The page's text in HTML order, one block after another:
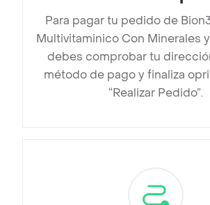
Para pagar tu pedido de
Multivitaminico Con Minerales
debes comprobar tu
método de pago y finaliza
“Realizar Pedido”.